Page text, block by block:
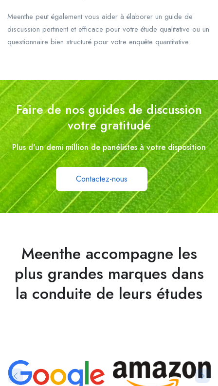
Meenthe peut également vous aider à élaborer un guide de
discussion pertinent et efficace pour votre étude qualitative ou un
questionnaire bien structuré pour votre enquête quantitative.
Faire de nos guides de discussion
votre gratitude
Plus d'un demi million de panélistes à votre disposition
Contactez-nous
Meenthe accompagne les
plus grandes marques dans
la conduite de leurs études